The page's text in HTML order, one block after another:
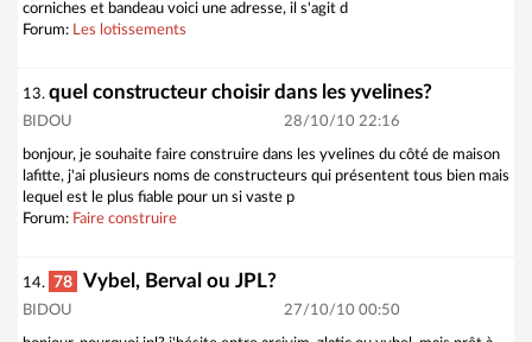
corniches et bandeau voici une adresse, il s'agit d
Forum: Les lotissements
13. quel constructeur choisir dans les yvelines?
BIDOU 28/10/10 22:16
bonjour, je souhaite faire construire dans les yvelines du côté de maison
lafitte, j'ai plusieurs noms de constructeurs qui présentent tous bien mais
lequel est le plus fiable pour un si vaste p
Forum: Faire construire
14. 78 Vybel, Berval ou JPL?
BIDOU 27/10/10 00:50